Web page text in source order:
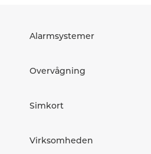
Alarmsystemer
Overvågning
Simkort
Virksomheden